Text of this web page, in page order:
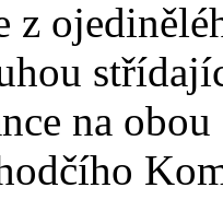
z
na obou